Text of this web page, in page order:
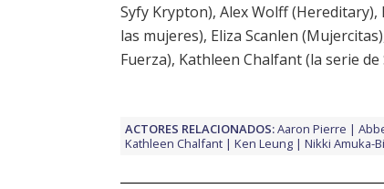
Syfy Krypton), Alex Wolff(Hereditary),
las mujeres), Eliza Scanlen
Fuerza), Kathleen Chalfant(la serie
ACTORES RELACIONADOS:Aaron Pierre
Kathleen Chalfant
Ken Leung Nikki Amuka-